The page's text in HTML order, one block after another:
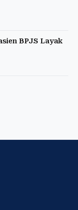
BPJS Layak